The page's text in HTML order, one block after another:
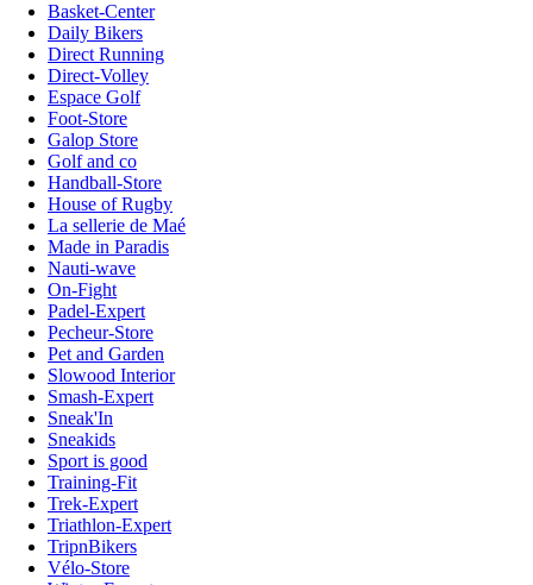
Basket-Center
Daily Bikers
Direct Running
Direct-Volley
Espace Golf
Foot-Store
Galop Store
Golf and co
Handball-Store
House of Rugby
La sellerie de Maé
Made in Paradis
Nauti-wave
On-Fight
Padel-Expert
Pecheur-Store
Pet and Garden
Slowood Interior
Smash-Expert
Sneak'In
Sneakids
Sport is good
Training-Fit
Trek-Expert
Triathlon-Expert
TripnBikers
Vélo-Store